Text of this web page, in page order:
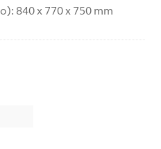
840 x 770 x 750 mm